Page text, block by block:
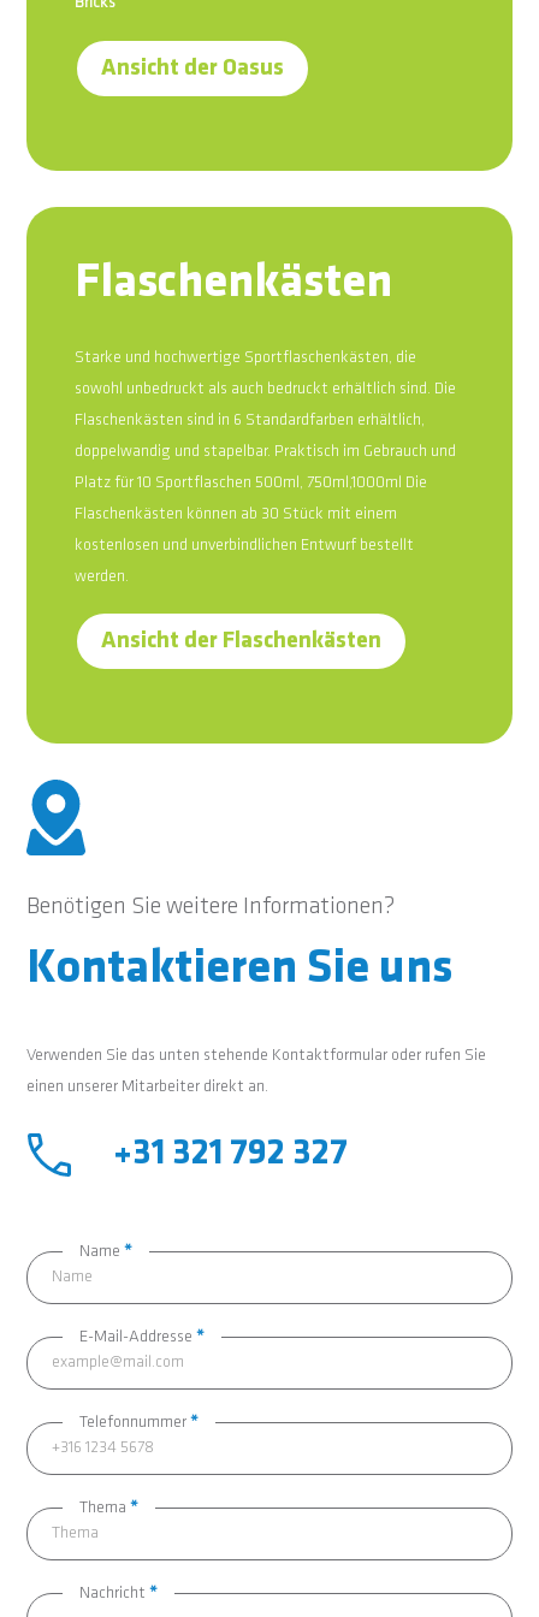
Ansicht der Oasus
Flaschenkästen
Starke und hochwertige Sportflaschenkästen, die
sowohl unbedruckt als auch bedruckt erhältlich sind. Die
Flaschenkästen sind in 6 Standardfarben erhältlich,
doppelwandig und stapelbar. Praktisch im Gebrauch und
Platz für 10 Sportflaschen 500ml, 750ml,1000ml Die
Flaschenkästen können ab 30 Stück mit einem
kostenlosen und unverbindlichen Entwurf bestellt
werden.
Ansicht der Flaschenkästen
Benötigen Sie weitere Informationen?
Kontaktieren Sie uns
Verwenden Sie das unten stehende Kontaktformular oder rufen Sie
einen unserer Mitarbeiter direkt an.
+31 321 792 327
Formular
Name*
E-Mail-Addresse*
Telefonnummer*
Thema*
Nachricht*